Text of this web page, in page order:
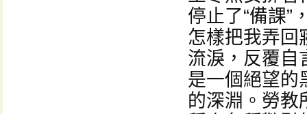
停止了“備課”
怎樣把我弄回
流淚，反覆
是一個絕望的
的深淵。勞教